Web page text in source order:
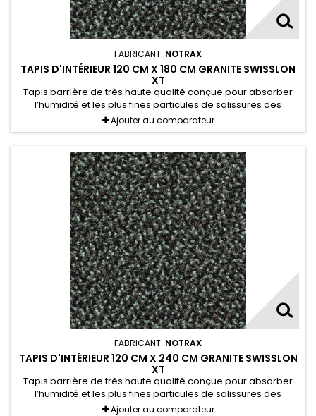
FABRICANT: NOTRAX
TAPIS D'INTÉRIEUR 120 CM X 180 CM GRANITE SWISSLON
XT
Tapis barrière de très haute qualité conçue pour absorber
l’humidité et les plus fines particules de salissures des
chaussures.
Ajouter au comparateur
FABRICANT: NOTRAX
TAPIS D'INTÉRIEUR 120 CM X 240 CM GRANITE SWISSLON
XT
Tapis barrière de très haute qualité conçue pour absorber
l’humidité et les plus fines particules de salissures des
chaussures.
Ajouter au comparateur